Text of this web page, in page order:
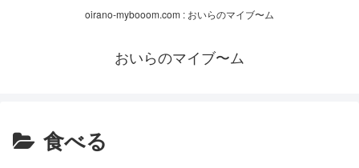
oirano-mybooom.com : おいらのマイブ〜ム
おいらのマイブ〜ム
食べる